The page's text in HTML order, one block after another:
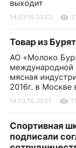
выходит
14.03.16, 23:02
Товар из
АО «Молоко
международной
мясная
2016г. в
14.03.16, 23:01
Спортивная
подписали